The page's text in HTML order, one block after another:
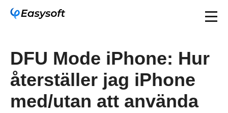
DFU Mode iPhone: Hur
återställer jag iPhone
med/utan att använda